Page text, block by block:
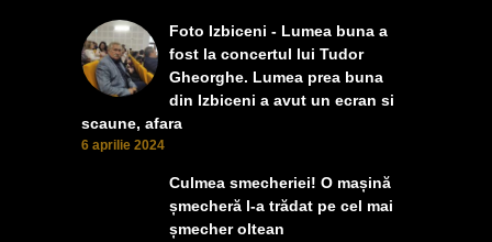
Foto Izbiceni - Lumea buna a
fost la concertul lui Tudor
Gheorghe. Lumea prea buna
din Izbiceni a avut un ecran si
scaune, afara
6 aprilie 2024
Culmea smecheriei! O mașină
șmecheră l-a trădat pe cel mai
șmecher oltean